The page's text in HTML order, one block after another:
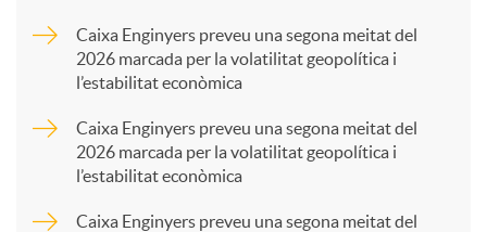
a
Caixa Enginyers preveu una segona meitat del
2026 marcada per la volatilitat geopolítica i
l’estabilitat econòmica
Caixa Enginyers preveu una segona meitat del
2026 marcada per la volatilitat geopolítica i
l’estabilitat econòmica
Caixa Enginyers preveu una segona meitat del